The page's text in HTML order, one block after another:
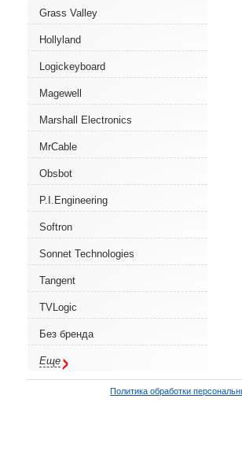
Grass Valley
Hollyland
Logickeyboard
Magewell
Marshall Electronics
MrCable
Obsbot
P.I.Engineering
Softron
Sonnet Technologies
Tangent
TVLogic
Без бренда
Еще
Политика обработки